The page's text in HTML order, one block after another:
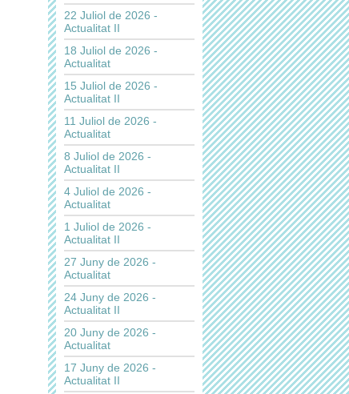
22 Juliol de 2026 -
Actualitat II
18 Juliol de 2026 -
Actualitat
15 Juliol de 2026 -
Actualitat II
11 Juliol de 2026 -
Actualitat
8 Juliol de 2026 -
Actualitat II
4 Juliol de 2026 -
Actualitat
1 Juliol de 2026 -
Actualitat II
27 Juny de 2026 -
Actualitat
24 Juny de 2026 -
Actualitat II
20 Juny de 2026 -
Actualitat
17 Juny de 2026 -
Actualitat II